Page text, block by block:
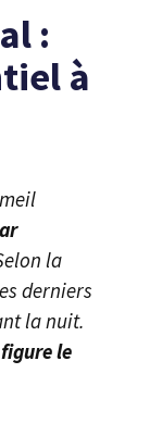
:
à
la
derniers
la nuit.
le